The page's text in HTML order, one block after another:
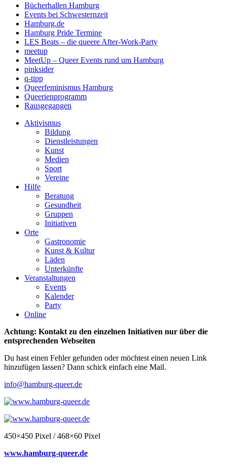
Bücherhallen Hamburg
Events bei Schwesternzeit
Hamburg.de
Hamburg Pride Termine
LES Beats – die queere After-Work-Party
meetup
MeetUp – Queer Events rund um Hamburg
pinksider
q-tipp
Queerfeminismus Hamburg
Queerienprogramm
Rausgegangen
Aktivismus
Bildung
Dienstleistungen
Kunst
Medien
Sport
Vereine
Hilfe
Beratung
Gesundheit
Gruppen
Initiativen
Orte
Gastronomie
Kunst & Kultur
Läden
Unterkünfte
Veranstaltungen
Events
Kalender
Party
Online
Achtung: Kontakt zu den einzelnen Initiativen nur über die
entsprechenden Webseiten
Du hast einen Fehler gefunden oder möchtest einen neuen Link
hinzufügen lassen? Dann schick einfach eine Mail.
info@hamburg-queer.de
450×450 Pixel / 468×60 Pixel
www.hamburg-queer.de